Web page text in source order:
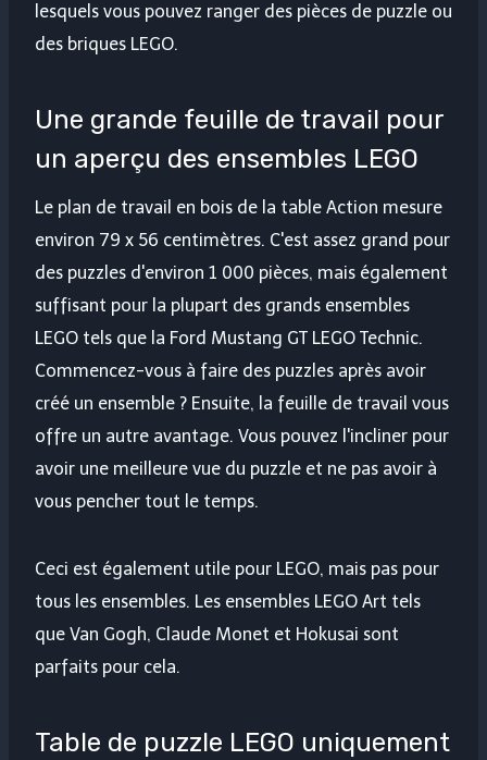
lesquels vous pouvez ranger des pièces de puzzle ou
des briques LEGO.
Une grande feuille de travail pour
un aperçu des ensembles LEGO
Le plan de travail en bois de la table Action mesure
environ 79 x 56 centimètres. C'est assez grand pour
des puzzles d'environ 1 000 pièces, mais également
suffisant pour la plupart des grands ensembles
LEGO tels que la Ford Mustang GT LEGO Technic.
Commencez-vous à faire des puzzles après avoir
créé un ensemble ? Ensuite, la feuille de travail vous
offre un autre avantage. Vous pouvez l'incliner pour
avoir une meilleure vue du puzzle et ne pas avoir à
vous pencher tout le temps.
Ceci est également utile pour LEGO, mais pas pour
tous les ensembles. Les ensembles LEGO Art tels
que Van Gogh, Claude Monet et Hokusai sont
parfaits pour cela.
Table de puzzle LEGO uniquement